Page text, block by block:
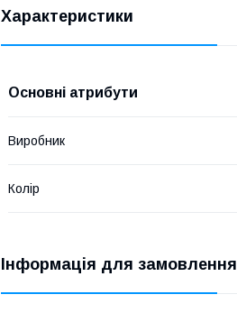
Характеристики
Основні атрибути
Виробник
Колір
Інформація для замовлення